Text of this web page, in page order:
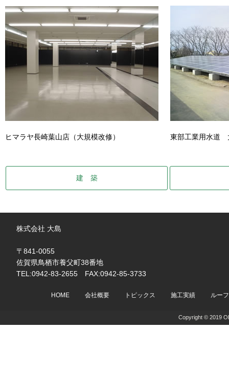
ヒマラヤ長崎葉山店（大規模改修） 東部工業用水道
建 築
株式会社 大島
〒841-0055
佐賀県鳥栖市養父町38番地
TEL:0942-83-2655 FAX:0942-85-3733
HOME 会社概要 トピックス 施工実績 ルー
Copyright © 2019